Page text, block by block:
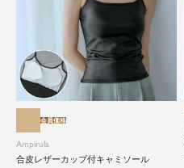
Ampirula
合皮レザーカップ付キャミソール
会員価格